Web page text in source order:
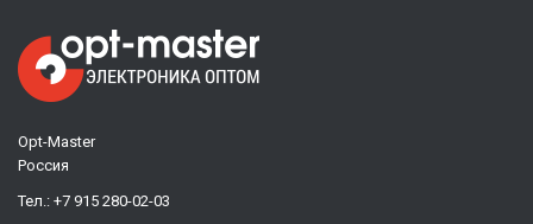
Opt-Master
Россия
Тел.: +7 915 280-02-03